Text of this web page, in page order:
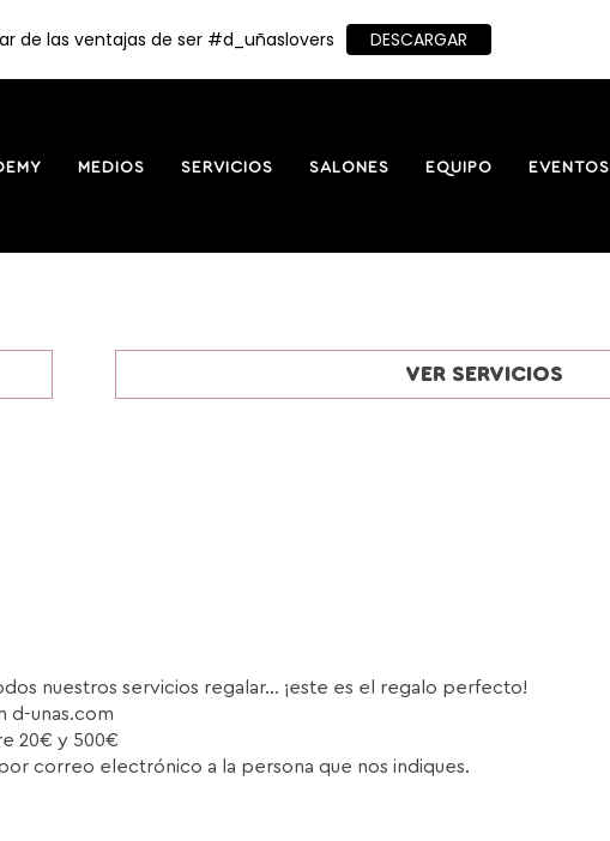
MEDIOS SERVICIOS SALONES EQUIPO EVENTOS
VER SERVICIOS
nuestros servicios regalar... ¡este es el regalo perfecto!
d-unas.com
20€ y 500€
correo electrónico a la persona que nos indiques.
de las ventajas de ser #d_uñaslovers DESCARGAR